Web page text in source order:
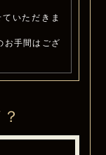
いただきま
お手間はござ